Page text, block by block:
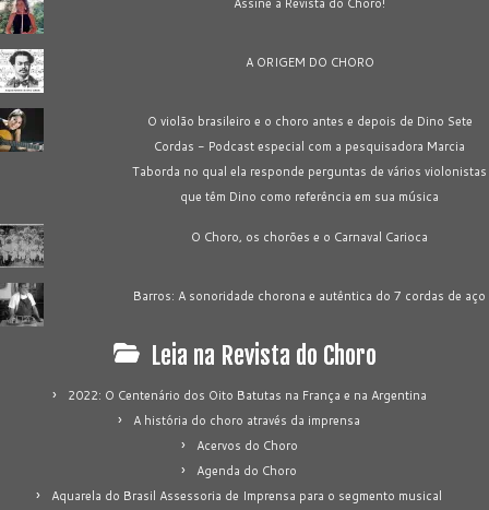
A ORIGEM DO CHORO
O violão brasileiro e o choro antes e depois de Dino Sete
Cordas - Podcast especial com a pesquisadora Marcia
Taborda no qual ela responde perguntas de vários violonistas
que têm Dino como referência em sua música
O Choro, os chorões e o Carnaval Carioca
Barros: A sonoridade chorona e autêntica do 7 cordas de aço
Leia na Revista do Choro
2022: O Centenário dos Oito Batutas na França e na Argentina
A história do choro através da imprensa
Acervos do Choro
Agenda do Choro
Aquarela do Brasil Assessoria de Imprensa para o segmento musical